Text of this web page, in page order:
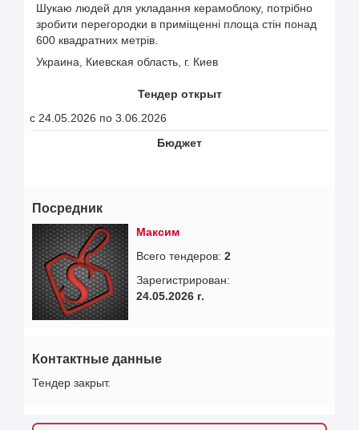
Шукаю людей для укладання керамоблоку, потрібно
зробити перегородки в приміщенні площа стін понад
600 квадратних метрів.
Украина, Киевская область, г. Киев
Тендер открыт
с 24.05.2026 по 3.06.2026
Бюджет
Посредник
Максим
Всего тендеров: 2
Зарегистрирован:
24.05.2026 г.
Контактные данные
Тендер закрыт.